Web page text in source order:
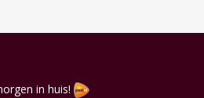
in huis!